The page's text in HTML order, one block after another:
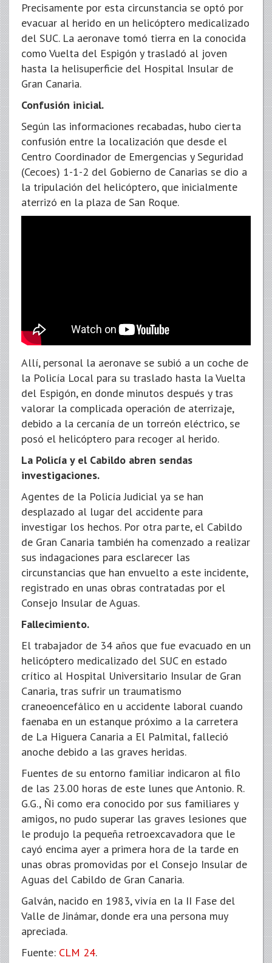
Precisamente por esta circunstancia se optó por
evacuar al herido en un helicóptero medicalizado
del SUC. La aeronave tomó tierra en la conocida
como Vuelta del Espigón y trasladó al joven
hasta la helisuperficie del Hospital Insular de
Gran Canaria.
Confusión inicial.
Según las informaciones recabadas, hubo cierta
confusión entre la localización que desde el
Centro Coordinador de Emergencias y Seguridad
(Cecoes) 1-1-2 del Gobierno de Canarias se dio a
la tripulación del helicóptero, que inicialmente
aterrizó en la plaza de San Roque.
Allí, personal la aeronave se subió a un coche de
la Policía Local para su traslado hasta la Vuelta
del Espigón, en donde minutos después y tras
valorar la complicada operación de aterrizaje,
debido a la cercanía de un torreón eléctrico, se
posó el helicóptero para recoger al herido.
La Policía y el Cabildo abren sendas
investigaciones.
Agentes de la Policía Judicial ya se han
desplazado al lugar del accidente para
investigar los hechos. Por otra parte, el Cabildo
de Gran Canaria también ha comenzado a realizar
sus indagaciones para esclarecer las
circunstancias que han envuelto a este incidente,
registrado en unas obras contratadas por el
Consejo Insular de Aguas.
Fallecimiento.
El trabajador de 34 años que fue evacuado en un
helicóptero medicalizado del SUC en estado
crítico al Hospital Universitario Insular de Gran
Canaria, tras sufrir un traumatismo
craneoencefálico en u accidente laboral cuando
faenaba en un estanque próximo a la carretera
de La Higuera Canaria a El Palmital, falleció
anoche debido a las graves heridas.
Fuentes de su entorno familiar indicaron al filo
de las 23.00 horas de este lunes que Antonio. R.
G.G., Ñi como era conocido por sus familiares y
amigos, no pudo superar las graves lesiones que
le produjo la pequeña retroexcavadora que le
cayó encima ayer a primera hora de la tarde en
unas obras promovidas por el Consejo Insular de
Aguas del Cabildo de Gran Canaria.
Galván, nacido en 1983, vivía en la II Fase del
Valle de Jinámar, donde era una persona muy
apreciada.
Fuente: CLM 24.